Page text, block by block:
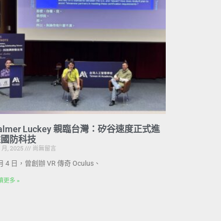
Luckey 親臨台灣：矽谷速度正式進
防科技
, 2025
尚無留言
4 日，曾創辦 VR 傳奇 Oculus、
更多 »